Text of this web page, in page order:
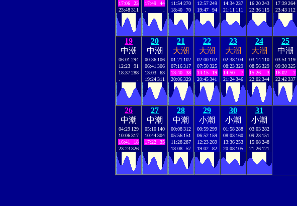
17:06
23
23:48311
17:49
44
11:54270
18:40
70
12:57249
19:47
94
14:34237
21:11 111
16:20243
22:36 115
17:39264
23:43 112
19
中潮
06:01 294
12:23
91
18:37288
20
中潮
00:36 106
06:41 306
13:03
63
19:24311
21
大潮
01:21 102
07:16317
13:40
38
20:06329
22
大潮
02:00 102
07:50325
14:15
19
20:45341
23
大潮
02:38 104
08:23329
14:50
7
21:24346
24
大潮
03:14 110
08:56329
15:26
3
22:02344
25
中潮
03:51 119
09:30325
16:02
7
22:42337
26
中潮
04:29 129
10:06317
16:41
18
23:23326
27
中潮
05:10 140
10:44304
17:22
35
28
中潮
00:08312
05:56 151
11:28287
18:08
57
29
小潮
00:59299
06:52 159
12:23269
19:02
82
30
小潮
01:58288
08:03 160
13:36253
20:08 105
31
小潮
03:03282
09:23 151
15:08248
21:26 121